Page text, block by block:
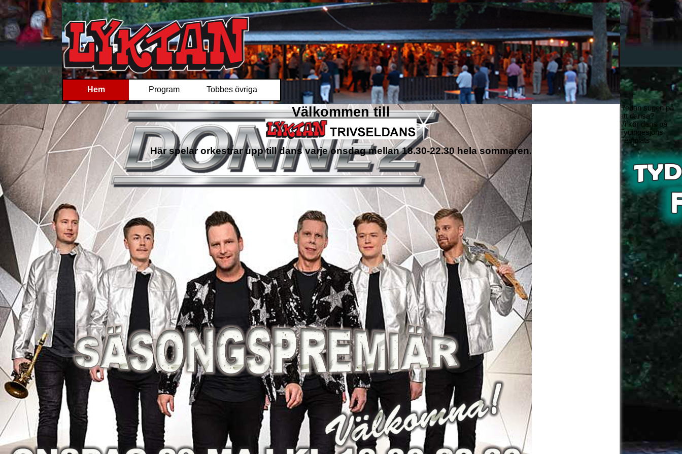
Hem Program Tobbes övriga
Vilshult
Välkommen till
Här spelar orkestrar upp till dans varje onsdag mellan 18.30-22.30 hela sommaren.
Redan sugen på
att dansa?
Vi kör dans på
Tydingesjöns
Festplats